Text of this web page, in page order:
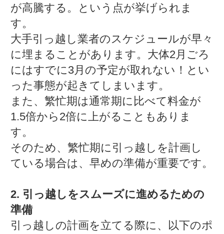
が高騰する。という点が挙げられま
す。
大手引っ越し業者のスケジュールが早々
に埋まることがあります。大体2月ごろ
にはすでに3月の予定が取れない！とい
った事態が起きてしまいます。
また、繁忙期は通常期に比べて料金が
1.5倍から2倍に上がることもありま
す。
そのため、繁忙期に引っ越しを計画し
ている場合は、早めの準備が重要です。
2. 引っ越しをスムーズに進めるための
準備
引っ越しの計画を立てる際に、以下のポ